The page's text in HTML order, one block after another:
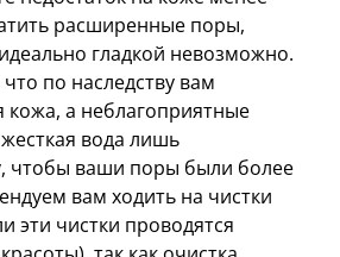
расширенные поры,
гладкой невозможно.
по наследству вам
кожа, а неблагоприятные
вода лишь
чтобы ваши поры были более
вам ходить на чистки
эти чистки проводятся